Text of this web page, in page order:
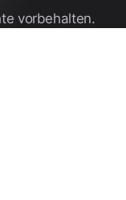
vorbehalten.